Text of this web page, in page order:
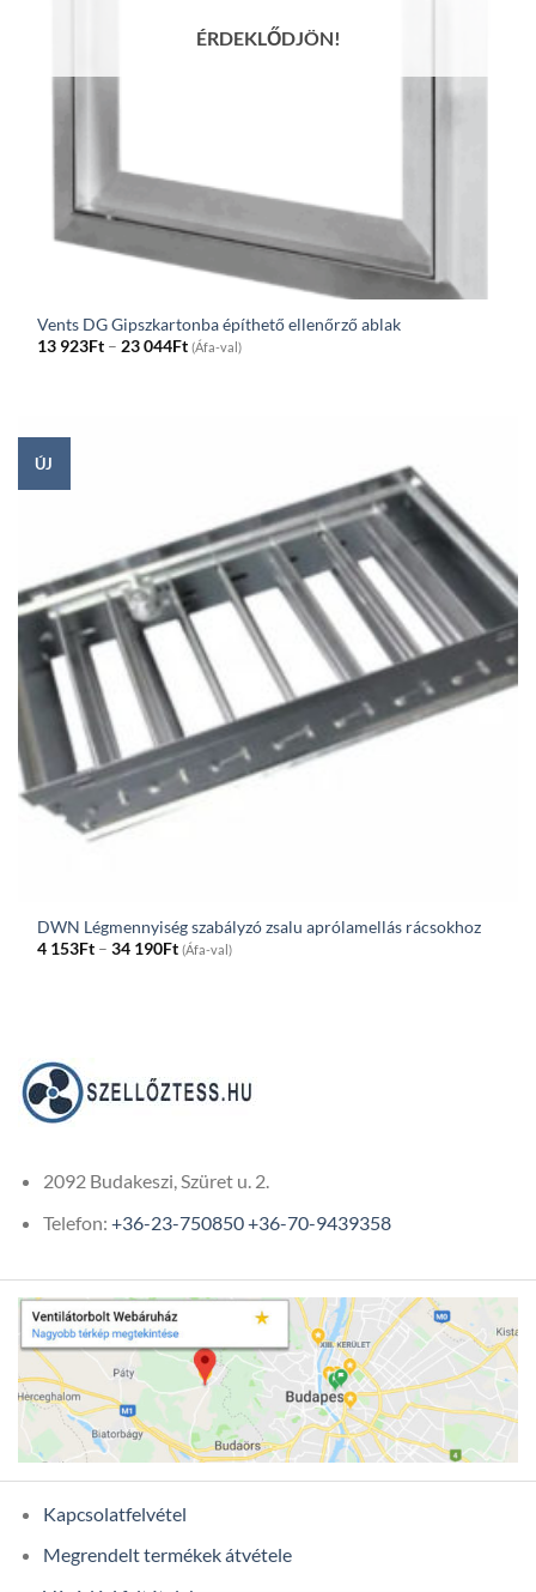
ÉRDEKLŐDJÖN!
Vents DG Gipszkartonba építhető ellenőrző ablak
13 923Ft – 23 044FtPrice
range:
(Áfa-val)
ÚJ
DWN Légmennyiség szabályzó zsalu aprólamellás rácsokhoz
4 153Ft – 34 190FtPrice
range:
(Áfa-val)
2092 Budakeszi, Szüret u. 2.
Telefon: +36-23-750850+36-70-9439358
Kapcsolatfelvétel
Megrendelt termékek átvétele